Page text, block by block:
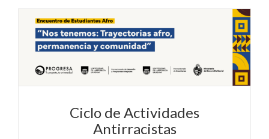
Ciclo de Actividades
Antirracistas